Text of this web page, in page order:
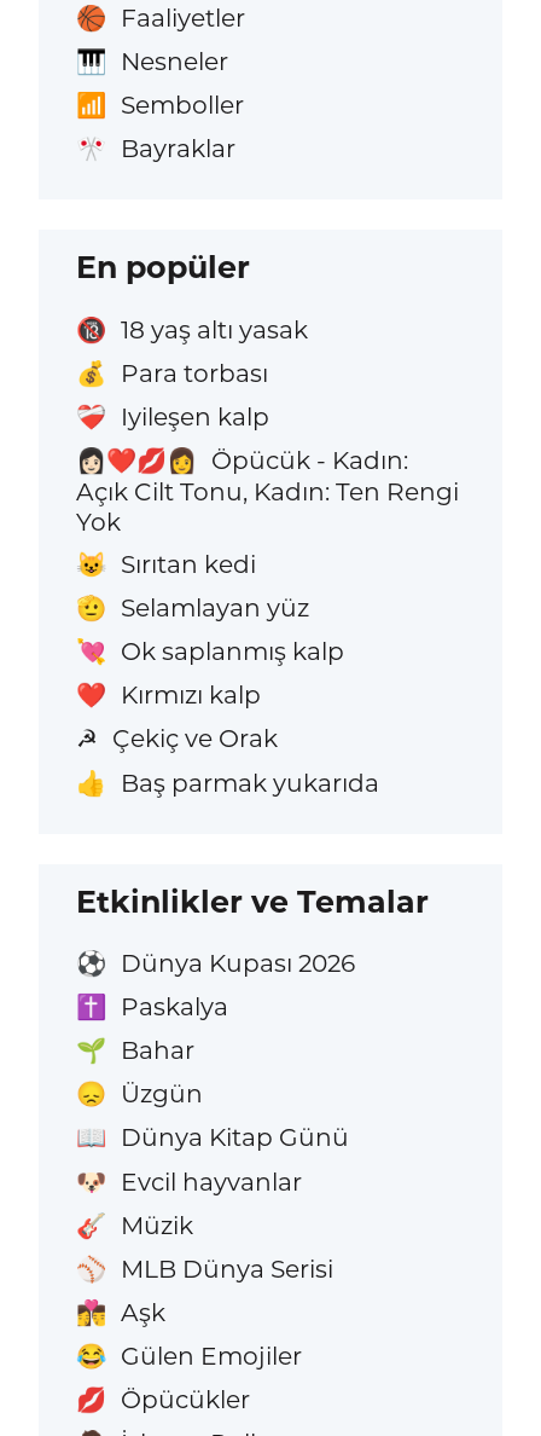
🏀 Faaliyetler
🎹 Nesneler
📶 Semboller
🎌 Bayraklar
En popüler
🔞 18 yaş altı yasak
💰 Para torbası
❤️‍🩹 Iyileşen kalp
👩🏻‍❤️‍💋‍👩
Öpücük - Kadın:
Açık Cilt Tonu, Kadın: Ten Rengi
Yok
😺 Sırıtan kedi
🫡 Selamlayan yüz
💘 Ok saplanmış kalp
❤️ Kırmızı kalp
☭ Çekiç ve Orak
👍 Baş parmak yukarıda
Etkinlikler ve Temalar
⚽ Dünya Kupası 2026
✝️ Paskalya
🌱 Bahar
😞 Üzgün
📖 Dünya Kitap Günü
🐶 Evcil hayvanlar
🎸 Müzik
⚾ MLB Dünya Serisi
👩‍❤️‍💋‍👨 Aşk
😂 Gülen Emojiler
💋 Öpücükler